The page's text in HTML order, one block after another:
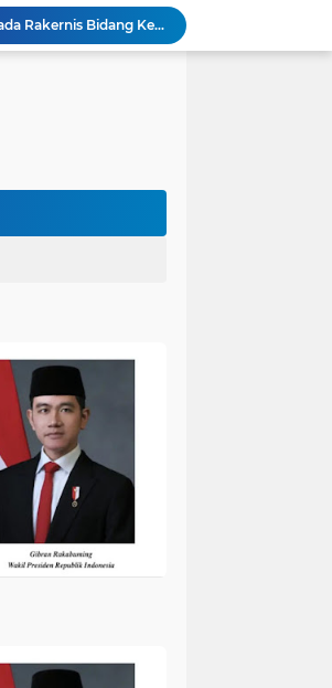
Polres Muaro Jambi Raih Penghargaan Kapolri pada Rakernis Bidang Keuangan Polda Jambi
Patroli Gabungan Cegah Karhutla di Suko Awin Jaya, Kades Idawati Gandeng PT BBB-S, TNI dan BPD
Cegah Kenakalan Remaja Sejak Dini, Sat Binmas Polres Muaro Jambi Edukasi Siswa SMPN 15 Muaro Jambi